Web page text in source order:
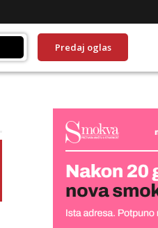
Predaj oglas